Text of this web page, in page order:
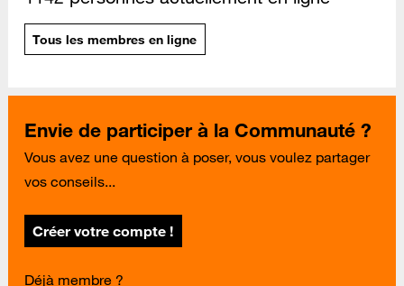
Tous les membres en ligne
Envie de participer à la Communauté ?
Vous avez une question à poser, vous voulez partager
vos conseils...
Créer votre compte !
Déjà membre ?